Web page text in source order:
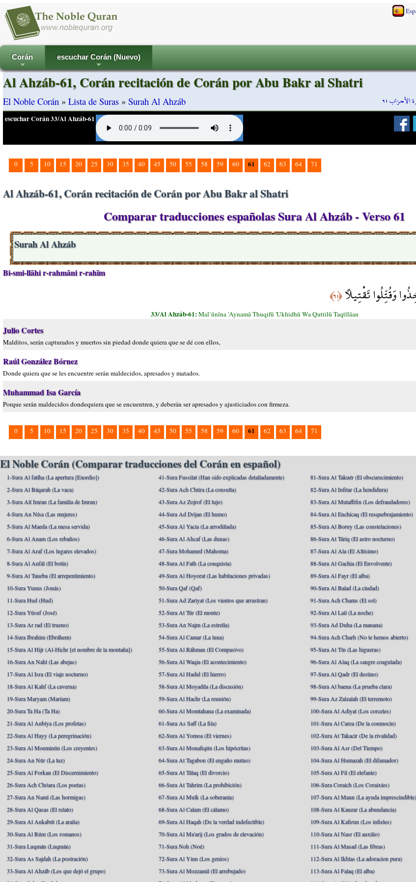
+
Corán
+
escuchar Corán (Nuevo)
٦١
Al Ahzáb-61, Corán recitación de Corán por Abu Bakr al Shatri
El Noble Corán » Lista de Suras » Surah Al Ahzáb
escuchar Corán 33/Al Ahzáb-61
0 5 10 15 20 25 30 35 40 45 50 55 58 59 60 61 62 63 64 71
Al Ahzáb-61, Corán recitación de Corán por Abu Bakr al Shatri
Comparar traducciones españolas Sura Al Ahzáb - Verso 61
Surah Al Ahzáb
Bi-smi-llāhi r-rahmāni r-rahīm
وَقُتِّلُوا تَقْتِيلًا﴿٦١﴾
33/Al Ahzáb-61:Mal`ūnīna 'Aynamā Thuqifū 'Ukhidhū Wa Quttilū Taqtīlāan
Julio Cortes
Malditos, serán capturados y muertos sin piedad donde quiera que se dé con ellos,
Raúl González Bórnez
Donde quiera que se les encuentre serán maldecidos, apresados y matados.
Muhammad Isa García
Porque serán maldecidos dondequiera que se encuentren, y deberán ser apresados y ajusticiados con firmeza.
0 5 10 15 20 25 30 35 40 45 50 55 58 59 60 61 62 63 64 71
El Noble Corán (Comparar traducciones del Corán en español)
1-Sura Al fatíha (La apertura [Exordio])
2-Sura Al Báqarah (La vaca)
3-Sura Alí Imran (La familia de Imran)
4-Sura An Nísa (Las mujeres)
5-Sura Al Maeda (La mesa servida)
6-Sura Al Anam (Los rebaños)
7-Sura Al Araf (Los lugares elevados)
8-Sura Al Anfál (El botín)
9-Sura At Taueba (El arrepentimiento)
10-Sura Yunus (Jonás)
11-Sura Hud (Hud)
12-Sura Yúsuf (José)
13-Sura Ar rad (El trueno)
14-Sura Ibrahim (Ebráhem)
15-Sura Al Hijr (Al-Hichr [el nombre de la montaña])
16-Sura An Nahl (Las abejas)
17-Sura Al Isra (El viaje nocturno)
18-Sura Al Kahf (La caverna)
19-Sura Maryam (Maríam)
20-Sura Ta Ha (Ta Ha)
21-Sura Al Anbiya (Los profetas)
22-Sura Al Hayy (La peregrinación)
23-Sura Al Moeminún (Los creyentes)
24-Sura An Núr (La luz)
25-Sura Al Forkan (El Discernimiento)
26-Sura Ach Chóara (Los poetas)
27-Sura An Naml (Las hormigas)
28-Sura Al Qasas (El relato)
29-Sura Al Ankabút (La araña)
30-Sura Al Rúm (Los romanos)
31-Sura Luqmán (Luqmán)
32-Sura As Sajdah (La postración)
33-Sura Al Ahzáb (Los que dejó el grupo)
41-Sura Fussilat (Han sido explicadas detalladamente)
42-Sura Ach Chúra (La consulta)
43-Sura Az Zojrof (El lujo)
44-Sura Ad Dójan (El humo)
45-Sura Al Yacia (La arrodillada)
46-Sura Al Ahcaf (Las dunas)
47-Sura Mohamed (Mahoma)
48-Sura Al Fath (La conquista)
49-Sura Al Hoyorat (Las habitaciones privadas)
50-Sura Qaf (Qaf)
51-Sura Ad Zariyat (Los vientos que arrastran)
52-Sura At Túr (El monte)
53-Sura An Najm (La estrella)
54-Sura Al Camar (La luna)
55-Sura Al Ráhman (El Compasivo)
56-Sura Al Waqia (El acontecimiento)
57-Sura Al Hadid (El hierro)
58-Sura Al Moyadíla (La discusión)
59-Sura Al Hachr (La reunión)
60-Sura Al Momtahana (La examinada)
61-Sura As Saff (La fila)
62-Sura Al Yomoa (El viernes)
63-Sura Al Monafiqún (Los hipócritas)
64-Sura At Tagabon (El engaño mutuo)
65-Sura At Tálaq (El divorcio)
66-Sura At Tahrim (La prohibición)
67-Sura Al Mulk (La soberanía)
68-Sura Al Calam (El cálamo)
69-Sura Al Haqah (De la verdad indefectible)
70-Sura Al Ma'arij (Los grados de elevación)
71-Sura Noh (Noé)
72-Sura Al Yinn (Los genios)
73-Sura Al Mozzamil (El arrebujado)
81-Sura At Takuér (El obscurecimiento)
82-Sura Al Infitar (La hendidura)
83-Sura Al Mutaffifin (Los defraudadores)
84-Sura Al Enchicaq (El resquebrajamiento)
85-Sura Al Boruy (Las constelaciones)
86-Sura At Táriq (El astro nocturno)
87-Sura Al Ala (El Altísimo)
88-Sura Al Gachia (El Envolvente)
89-Sura Al Fayr (El alba)
90-Sura Al Balad (La ciudad)
91-Sura Ach Chams (El sol)
92-Sura Al Lail (La noche)
93-Sura Ad Duha (La manana)
94-Sura Ach Charh (No te hemos abierto)
95-Sura At Tín (Las higueras)
96-Sura Al Alaq (La sangre coagulada)
97-Sura Al Qadr (El destino)
98-Sura Al baena (La prueba clara)
99-Sura Az Zalzalah (El terremoto)
100-Sura Al Adiyat (Los corceles)
101-Sura Al Carea (De la conmocin)
102-Sura At Takacir (De la rivalidad)
103-Sura Al Asr (Del Tiempo)
104-Sura Al Humazah (El difamador)
105-Sura Al Fil (El elefante)
106-Sura Coraich (Los Coraixíes)
107-Sura Al Maun (La ayuda imprescindible)
108-Sura Al Kauzar (La abundancia)
109-Sura Al Kafirun (Los infieles)
110-Sura Al Nasr (El auxilio)
111-Sura Al Masad (Las fibras)
112-Sura Al Ikhlas (La adoracion pura)
113-Sura Al Falaq (El alba)